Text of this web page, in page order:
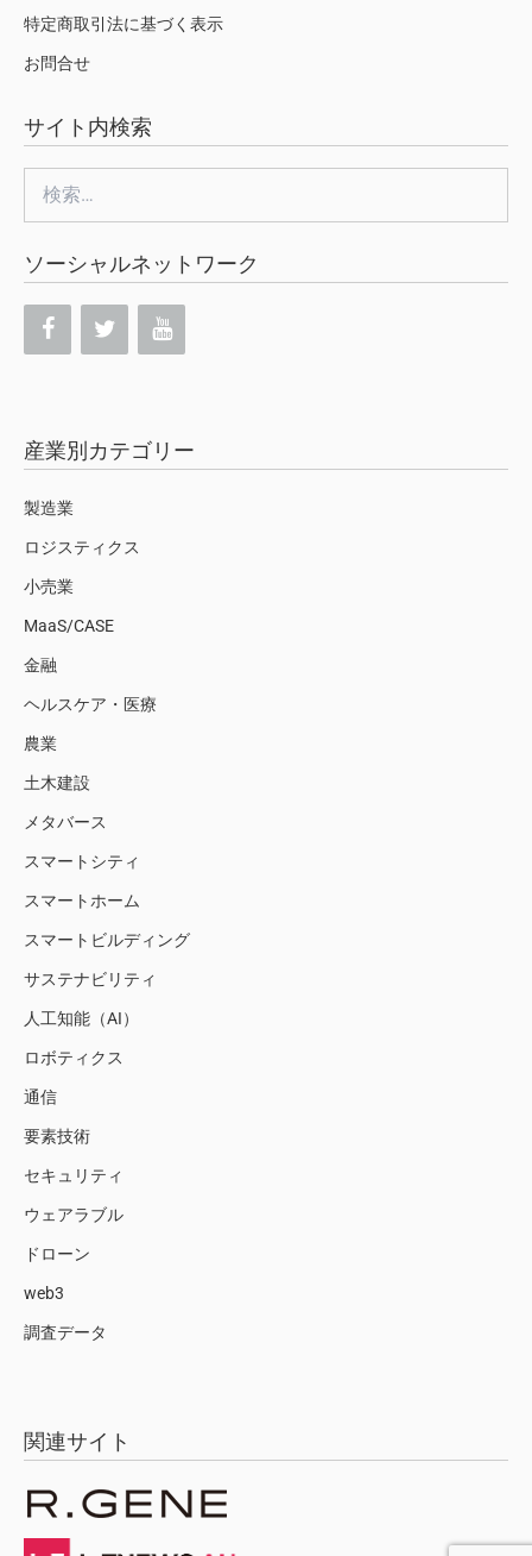
特定商取引法に基づく表示
お問合せ
サイト内検索
索:
ソーシャルネットワーク
産業別カテゴリー
製造業
ロジスティクス
小売業
MaaS/CASE
金融
ヘルスケア・医療
農業
土木建設
メタバース
スマートシティ
スマートホーム
スマートビルディング
サステナビリティ
人工知能（AI）
ロボティクス
通信
要素技術
セキュリティ
ウェアラブル
ドローン
web3
調査データ
関連サイト